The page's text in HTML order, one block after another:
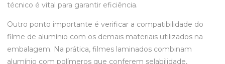
técnico é vital para garantir eficiência.
Outro ponto importante é verificar a compatibilidade do
filme de alumínio com os demais materiais utilizados na
embalagem. Na prática, filmes laminados combinam
alumínio com polímeros que conferem selabilidade,